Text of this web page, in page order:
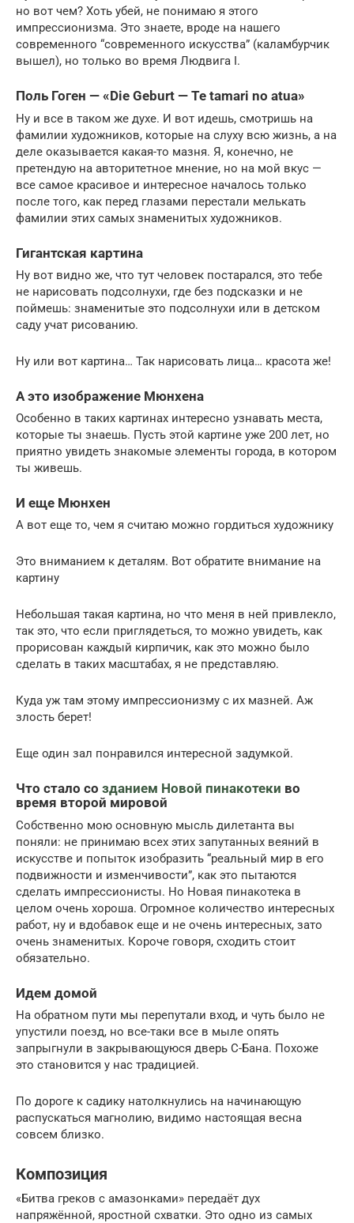
но вот чем? Хоть убей, не понимаю я этого
импрессионизма. Это знаете, вроде на нашего
современного “современного искусства” (каламбурчик
вышел), но только во время Людвига I.
Поль Гоген — «Die Geburt — Te tamari no atua»
Ну и все в таком же духе. И вот идешь, смотришь на
фамилии художников, которые на слуху всю жизнь, а на
деле оказывается какая-то мазня. Я, конечно, не
претендую на авторитетное мнение, но на мой вкус —
все самое красивое и интересное началось только
после того, как перед глазами перестали мелькать
фамилии этих самых знаменитых художников.
Гигантская картина
Ну вот видно же, что тут человек постарался, это тебе
не нарисовать подсолнухи, где без подсказки и не
поймешь: знаменитые это подсолнухи или в детском
саду учат рисованию.
Ну или вот картина… Так нарисовать лица… красота же!
А это изображение Мюнхена
Особенно в таких картинах интересно узнавать места,
которые ты знаешь. Пусть этой картине уже 200 лет, но
приятно увидеть знакомые элементы города, в котором
ты живешь.
И еще Мюнхен
А вот еще то, чем я считаю можно гордиться художнику
Это вниманием к деталям. Вот обратите внимание на
картину
Небольшая такая картина, но что меня в ней привлекло,
так это, что если приглядеться, то можно увидеть, как
прорисован каждый кирпичик, как это можно было
сделать в таких масштабах, я не представляю.
Куда уж там этому импрессионизму с их мазней. Аж
злость берет!
Еще один зал понравился интересной задумкой.
Что стало со зданием Новой пинакотеки во
время второй мировой
Собственно мою основную мысль дилетанта вы
поняли: не принимаю всех этих запутанных веяний в
искусстве и попыток изобразить “реальный мир в его
подвижности и изменчивости”, как это пытаются
сделать импрессионисты. Но Новая пинакотека в
целом очень хороша. Огромное количество интересных
работ, ну и вдобавок еще и не очень интересных, зато
очень знаменитых. Короче говоря, сходить стоит
обязательно.
Идем домой
На обратном пути мы перепутали вход, и чуть было не
упустили поезд, но все-таки все в мыле опять
запрыгнули в закрывающуюся дверь С-Бана. Похоже
это становится у нас традицией.
По дороге к садику натолкнулись на начинающую
распускаться магнолию, видимо настоящая весна
совсем близко.
Композиция
«Битва греков с амазонками» передаёт дух
напряжённой, яростной схватки. Это одно из самых